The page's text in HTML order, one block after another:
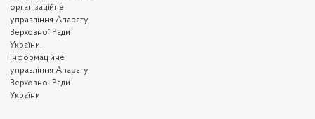
організаційне
управління Апарату
Верховної Ради
України,
Інформаційне
управління Апарату
Верховної Ради
України